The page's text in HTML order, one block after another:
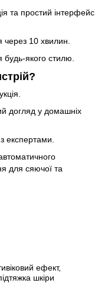
та простий інтерфейс
10 хвилин.
будь-якого стилю.
догляд у домашніх
експертами.
для сяючої та
ефект,
шкіри